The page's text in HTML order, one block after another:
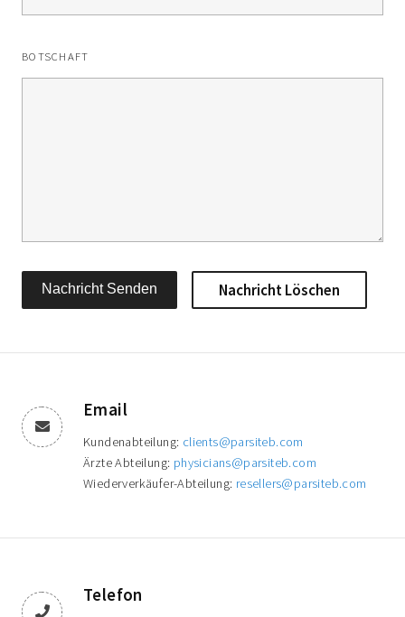
BOTSCHAFT
Email
Kundenabteilung: clients@parsiteb.com
Ärzte Abteilung: physicians@parsiteb.com
Wiederverkäufer-Abteilung: resellers@parsiteb.com
Telefon